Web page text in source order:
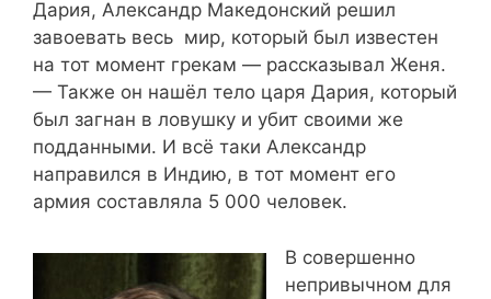
Дария, Александр Македонский решил
завоевать весь мир, который был известен
на тот момент грекам — рассказывал Женя.
— Также он нашёл тело царя Дария, который
был загнан в ловушку и убит своими же
подданными. И всё таки Александр
направился в Индию, в тот момент его
армия составляла 5 000 человек.
В совершенно
непривычном для